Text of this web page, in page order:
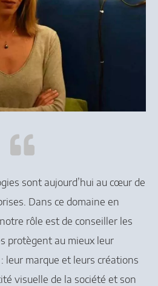
sont aujourd’hui au cœur de
Dans ce domaine en
rôle est de conseiller les
protègent au mieux leur
leur marque et leurs créations
visuelle de la société et son